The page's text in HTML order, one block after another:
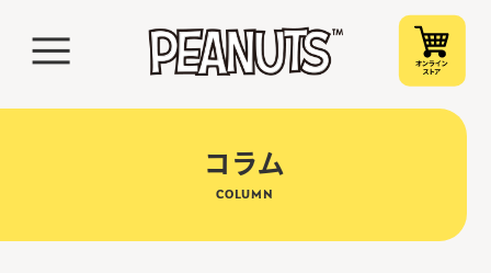
コラム
COLUMN